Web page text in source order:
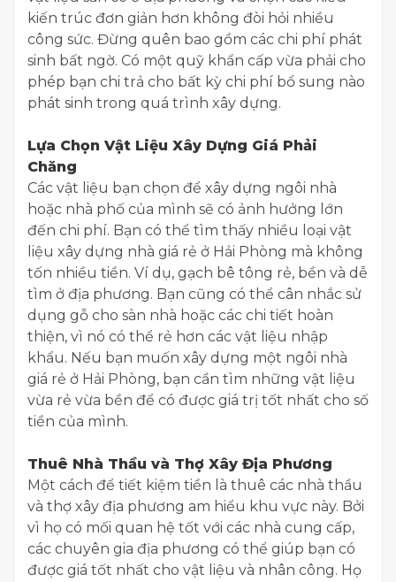
kiến trúc đơn giản hơn không đòi hỏi nhiều
công sức. Đừng quên bao gồm các chi phí phát
sinh bất ngờ. Có một quỹ khẩn cấp vừa phải cho
phép bạn chi trả cho bất kỳ chi phí bổ sung nào
phát sinh trong quá trình xây dựng.
​Lựa Chọn Vật Liệu Xây Dựng Giá Phải
Chăng
​Các vật liệu bạn chọn để xây dựng ngôi nhà
hoặc nhà phố của mình sẽ có ảnh hưởng lớn
đến chi phí. Bạn có thể tìm thấy nhiều loại vật
liệu xây dựng nhà giá rẻ ở Hải Phòng mà không
tốn nhiều tiền. Ví dụ, gạch bê tông rẻ, bền và dễ
tìm ở địa phương. Bạn cũng có thể cân nhắc sử
dụng gỗ cho sàn nhà hoặc các chi tiết hoàn
thiện, vì nó có thể rẻ hơn các vật liệu nhập
khẩu. Nếu bạn muốn xây dựng một ngôi nhà
giá rẻ ở Hải Phòng, bạn cần tìm những vật liệu
vừa rẻ vừa bền để có được giá trị tốt nhất cho số
tiền của mình.
​Thuê Nhà Thầu và Thợ Xây Địa Phương
​Một cách để tiết kiệm tiền là thuê các nhà thầu
và thợ xây địa phương am hiểu khu vực này. Bởi
vì họ có mối quan hệ tốt với các nhà cung cấp,
các chuyên gia địa phương có thể giúp bạn có
được giá tốt nhất cho vật liệu và nhân công. Họ